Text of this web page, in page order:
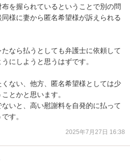
を握られているということで別の問
様に妻から匿名希望様が訴えられる
なら払うとしても弁護士に依頼して
にしようと思うはずです。
ない、他方、匿名希望様としては少
とかと思います。
いと、高い慰謝料を自発的に払って
す。
2025年7月27日 16:38